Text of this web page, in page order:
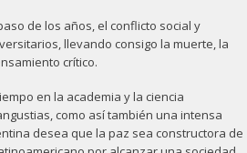
de los años, el conflicto social y
llevando consigo la muerte, la
crítico.
en la academia y la ciencia
como así también una intensa
desea que la paz sea constructora de